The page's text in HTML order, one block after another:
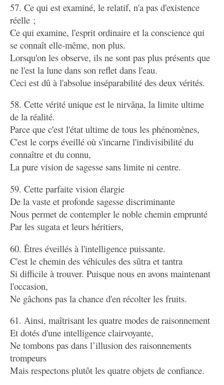
57. Ce qui est examiné, le relatif, n'a pas d'existence
réelle ;
Ce qui examine, l'esprit ordinaire et la conscience qui
se connaît elle-même, non plus.
Lorsqu'on les observe, ils ne sont pas plus présents que
ne l'est la lune dans son reflet dans l'eau.
Ceci est dû à l'absolue inséparabilité des deux vérités.
58. Cette vérité unique est le nirvāṇa, la limite ultime
de la réalité.
Parce que c'est l'état ultime de tous les phénomènes,
C'est le corps éveillé où s'incarne l'indivisibilité du
connaître et du connu,
La pure vision de sagesse sans limite ni centre.
59. Cette parfaite vision élargie
De la vaste et profonde sagesse discriminante
Nous permet de contempler le noble chemin emprunté
Par les sugata et leurs héritiers,
60. Êtres éveillés à l'intelligence puissante.
C'est le chemin des véhicules des sūtra et tantra
Si difficile à trouver. Puisque nous en avons maintenant
l'occasion,
Ne gâchons pas la chance d'en récolter les fruits.
61. Ainsi, maîtrisant les quatre modes de raisonnement
Et dotés d'une intelligence clairvoyante,
Ne tombons pas dans l’illusion des raisonnements
trompeurs
Mais respectons plutôt les quatre objets de confiance.